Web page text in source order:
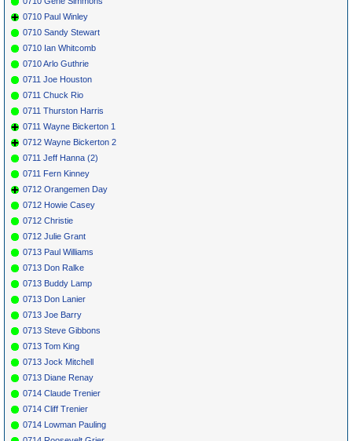
0710 Paul Winley
0710 Sandy Stewart
0710 Ian Whitcomb
0710 Arlo Guthrie
0711 Joe Houston
0711 Chuck Rio
0711 Thurston Harris
0711 Wayne Bickerton 1
0712 Wayne Bickerton 2
0711 Jeff Hanna (2)
0711 Fern Kinney
0712 Orangemen Day
0712 Howie Casey
0712 Christie
0712 Julie Grant
0713 Paul Williams
0713 Don Ralke
0713 Buddy Lamp
0713 Don Lanier
0713 Joe Barry
0713 Steve Gibbons
0713 Tom King
0713 Jock Mitchell
0713 Diane Renay
0714 Claude Trenier
0714 Cliff Trenier
0714 Lowman Pauling